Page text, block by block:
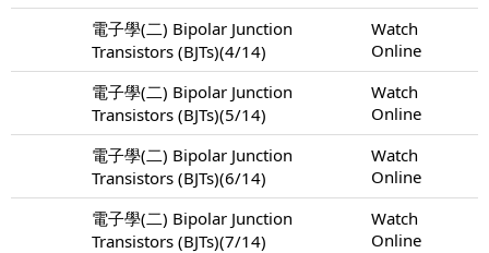
電子學(二) Bipolar Junction
Transistors (BJTs)(4/14)
Watch
Online
電子學(二) Bipolar Junction
Transistors (BJTs)(5/14)
Watch
Online
電子學(二) Bipolar Junction
Transistors (BJTs)(6/14)
Watch
Online
電子學(二) Bipolar Junction
Transistors (BJTs)(7/14)
Watch
Online